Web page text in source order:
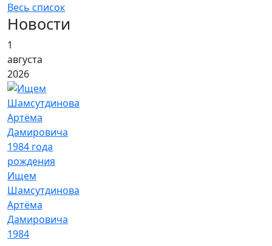
Весь список
Новости
1
августа
2026
Ищем
Шамсутдинова
Артёма
Дамировича
1984